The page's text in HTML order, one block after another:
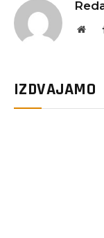
IZDVAJAMO